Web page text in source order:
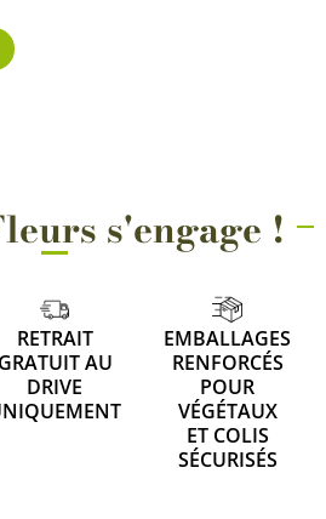
s'engage !
RETRAIT
GRATUIT AU
DRIVE
EMBALLAGES
RENFORCÉS
POUR
VÉGÉTAUX
ET COLIS
SÉCURISÉS